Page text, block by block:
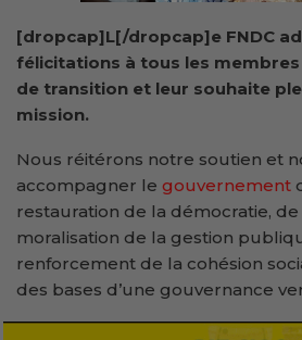
[dropcap]L[/dropcap]e FNDC
félicitations à tous les
de transition et leur souhaite
mission.
Nous réitérons notre soutien et
accompagner le gouvernement
restauration de la démocratie, de
moralisation de la gestion
renforcement de la cohésion
des bases d’une gouvernance